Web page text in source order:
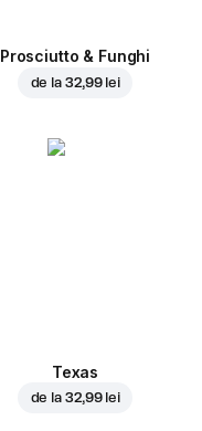
Prosciutto & Funghi
de la 32,99 lei
Texas
de la 32,99 lei